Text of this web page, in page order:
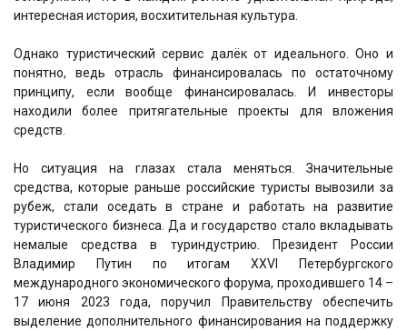
интересная история, восхитительная культура.
Однако туристический сервис далёк от идеального. Оно и
понятно, ведь отрасль финансировалась по остаточному
принципу, если вообще финансировалась. И инвесторы
находили более притягательные проекты для вложения
средств.
Но ситуация на глазах стала меняться. Значительные
средства, которые раньше российские туристы вывозили за
рубеж, стали оседать в стране и работать на развитие
туристического бизнеса. Да и государство стало вкладывать
немалые средства в туриндустрию. Президент России
Владимир Путин по итогам XXVI Петербургского
международного экономического форума, проходившего 14 –
17 июня 2023 года, поручил Правительству обеспечить
выделение дополнительного финансирования на поддержку